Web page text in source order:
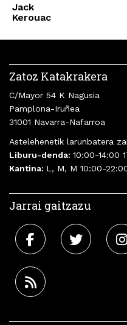
Jack
Kerouac
Zatoz Katakrakera
C/Mayor 54 K Nagusia
Pamplona-Iruñea
31001 Navarra-Nafarroa
Astelehenetik larunbatera
Liburu-denda: 10:00-14:00
Kantina: L, M, M 10:00-
Jarrai gaitzazu